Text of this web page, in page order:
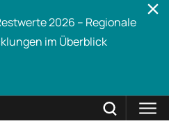
2026 – Regionale
im Überblick